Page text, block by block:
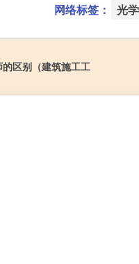
网络标签： 光学
区别（建筑施工工